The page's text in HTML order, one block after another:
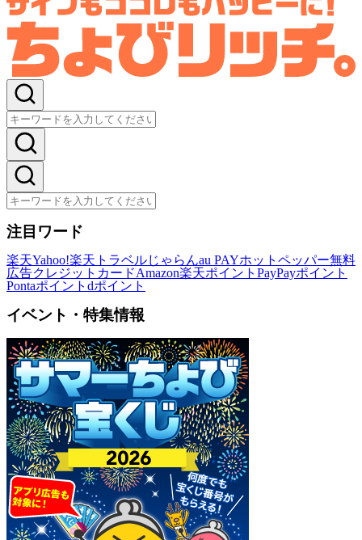
注目ワード
楽天Yahoo!楽天トラベルじゃらんau PAYホットペッパー無料
広告クレジットカードAmazon楽天ポイント PayPayポイント
Pontaポイント dポイント
イベント・特集情報